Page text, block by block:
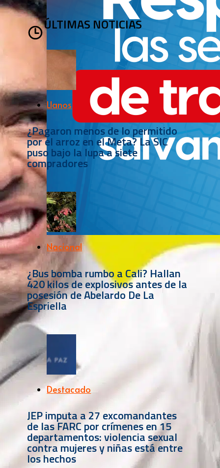
ÚLTIMAS NOTICIAS
Llanos
¿Pagaron menos de lo permitido
por el arroz en el Meta? La SIC
puso bajo la lupa a siete
compradores
Nacional
¿Bus bomba rumbo a Cali? Hallan
420 kilos de explosivos antes de la
posesión de Abelardo De La
Espriella
Destacado
JEP imputa a 27 excomandantes
de las FARC por crímenes en 15
departamentos: violencia sexual
contra mujeres y niñas está entre
los hechos